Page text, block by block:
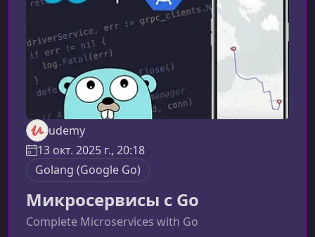
udemy
13 окт. 2025 г., 20:18
Golang (Google Go)
Микросервисы с Go
Complete Microservices with Go